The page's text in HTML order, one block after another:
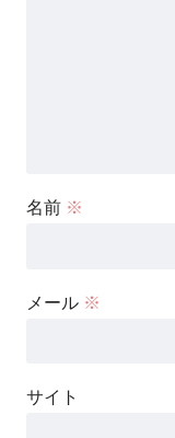
名前 ※
メール ※
サイト